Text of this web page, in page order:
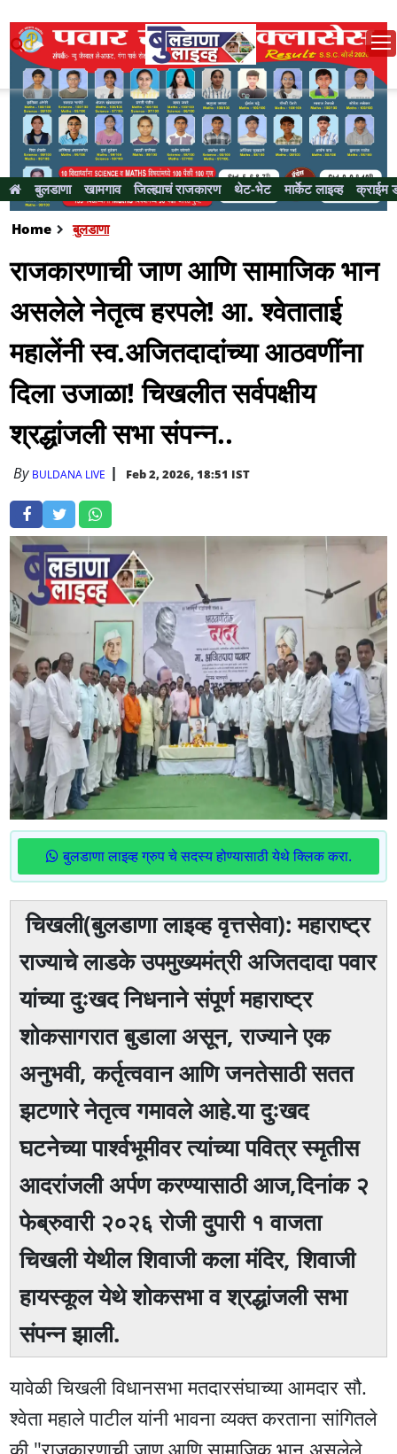
बुलडाणा खामगाव जिल्ह्याचं राजकारण थेट-भेट मार्केट लाइव्ह क्राईम
Home बुलडाणा
राजकारणाची जाण आणि सामाजिक भान
असलेले नेतृत्व हरपले! आ. श्वेताताई
महालेंनी स्व.अजितदादांच्या आठवणींना
दिला उजाळा! चिखलीत सर्वपक्षीय
श्रद्धांजली सभा संपन्न..
By BULDANA LIVE Feb 2, 2026, 18:51 IST
बुलडाणा लाइव्ह ग्रुप चे सदस्य होण्यासाठी येथे क्लिक करा.
चिखली(बुलडाणा लाइव्ह वृत्तसेवा): महाराष्ट्र
राज्याचे लाडके उपमुख्यमंत्री अजितदादा पवार
यांच्या दुःखद निधनाने संपूर्ण महाराष्ट्र
शोकसागरात बुडाला असून, राज्याने एक
अनुभवी, कर्तृत्ववान आणि जनतेसाठी सतत
झटणारे नेतृत्व गमावले आहे.या दुःखद
घटनेच्या पार्श्वभूमीवर त्यांच्या पवित्र स्मृतीस
आदरांजली अर्पण करण्यासाठी आज,दिनांक २
फेब्रुवारी २०२६ रोजी दुपारी १ वाजता
चिखली येथील शिवाजी कला मंदिर, शिवाजी
हायस्कूल येथे शोकसभा व श्रद्धांजली सभा
संपन्न झाली.
यावेळी चिखली विधानसभा मतदारसंघाच्या आमदार सौ.
श्वेता महाले पाटील यांनी भावना व्यक्त करताना सांगितले
की "राजकारणाची जाण आणि सामाजिक भान असलेले